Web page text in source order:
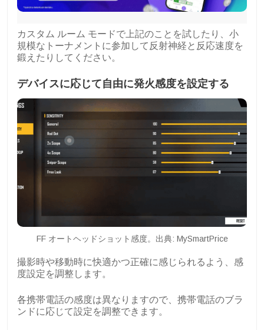
カスタム ルーム モードで上記のことを試したり、小
規模なトーナメントに参加して反射神経と反応速度を
鍛えたりしてください。
デバイスに応じて自由に発火感度を設定する
FF オートヘッドショット感度。出典: MySmartPrice
撮影時や移動時に快適かつ正確に感じられるよう、感
度設定を調整します。
各携帯電話の感度は異なりますので、携帯電話のブラ
ンドに応じて設定を調整できます。